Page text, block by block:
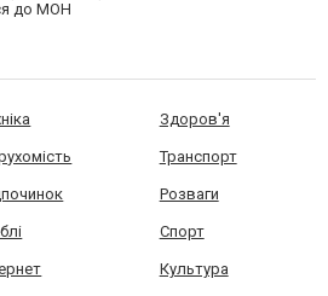
до МОН
Здоров'я
Транспорт
Розваги
Спорт
Культура